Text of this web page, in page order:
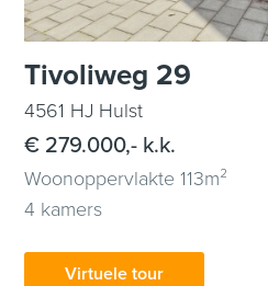
Tivoliweg 29
4561 HJ Hulst
€ 279.000,- k.k.
Woonoppervlakte 113m²
4 kamers
Virtuele tour